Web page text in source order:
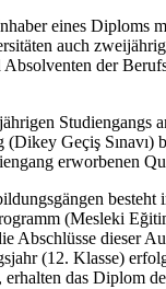
eines Diploms
auch
der
Geçiş
erworbenen
(Mesleki
Abschlüsse dieser
(12. Klasse)
das Diplom